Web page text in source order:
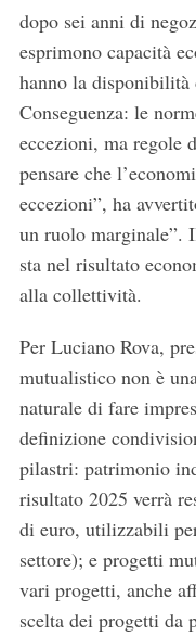
dopo sei anni di
esprimono capacità
hanno la disponibilità
Conseguenza: le
eccezioni, ma regole
pensare che
eccezioni”, ha
un ruolo marginale”.
sta nel risultato
alla collettività.
Per Luciano Rova,
mutualistico non è
naturale di fare
definizione
pilastri: patrimonio
risultato 2025 verrà
di euro, utilizzabili
settore); e progetti
vari progetti, anche
scelta dei progetti da